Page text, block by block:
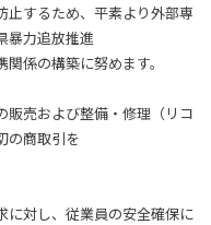
止するため、平素より外部専
暴力追放推進
係の構築に努めます。
販売および整備・修理（リコ
の商取引を
に対し、従業員の安全確保に